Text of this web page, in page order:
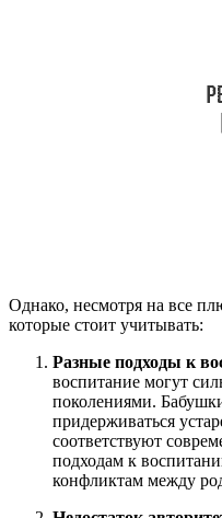
Однако, несмотря на все
которые стоит учитывать:
Разные подходы к
воспитание могут
поколениями.
придерживаться
соответствуют
подходам к
конфликтам между